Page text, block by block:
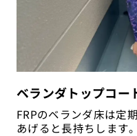
ベランダトップコー
FRPのベランダ床は定
あげると長持ちします。